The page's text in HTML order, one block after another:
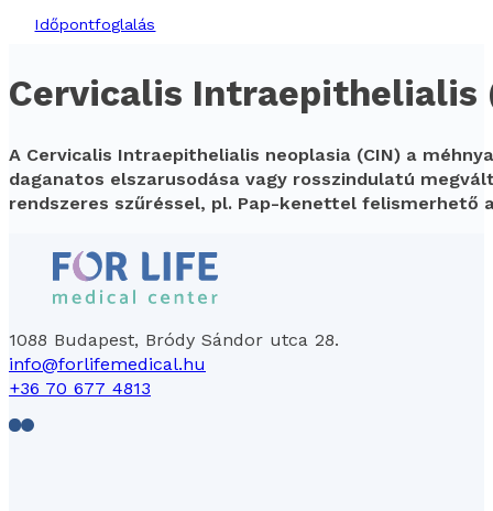
Időpontfoglalás
Cervicalis Intraepithelialis
A Cervicalis Intraepithelialis neoplasia (CIN) a
daganatos elszarusodása vagy rosszindulatú
rendszeres szűréssel, pl. Pap-kenettel felismerhető
1088 Budapest, Bródy Sándor utca 28.
info@forlifemedical.hu
+36 70 677 4813
Follow us on Facebook
Follow us on LinkedIn